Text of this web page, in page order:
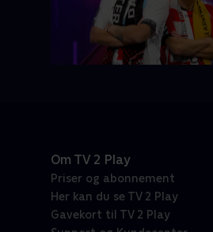
Om TV 2 Play
Priser og abonnement
Her kan du se TV 2 Play
Gavekort til TV 2 Play